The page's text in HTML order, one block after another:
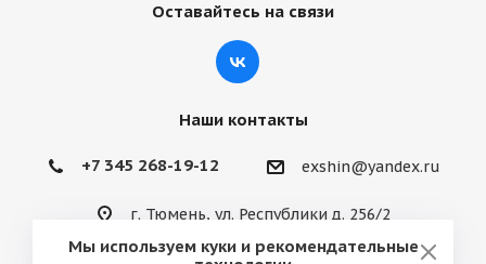
Оставайтесь на связи
Наши контакты
+7 345 268-19-12 exshin@yandex.ru
г. Тюмень, ул. Республики д. 256/2
Мы используем куки и рекомендательные